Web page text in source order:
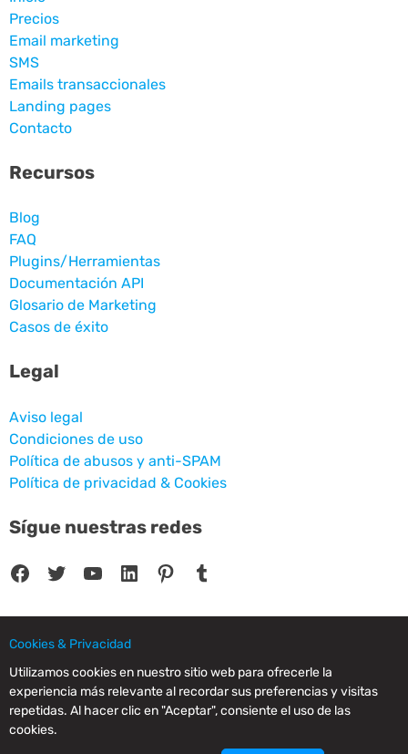
Precios
Email marketing
SMS
Emails transaccionales
Landing pages
Contacto
Recursos
Blog
FAQ
Plugins/Herramientas
Documentación API
Glosario de Marketing
Casos de éxito
Legal
Aviso legal
Condiciones de uso
Política de abusos y anti-SPAM
Política de privacidad & Cookies
Sígue nuestras redes
Facebook Twitter YouTube LinkedIn Pinterest Tumblr
© 2025 CPC SERVICIOS INFORMATICOS SL - C/ Nardo, 12 28250 - Torrelodones -
Madrid - Spain Commercial Registry of Madrid. Volume 19.999. Book 0. Page 182.
NIF/VAT: ESB83964601. VAT not included.
Cookies & Privacidad
Utilizamos cookies en nuestro sitio web para ofrecerle la
experiencia más relevante al recordar sus preferencias y visitas
repetidas. Al hacer clic en "Aceptar", consiente el uso de las
cookies.